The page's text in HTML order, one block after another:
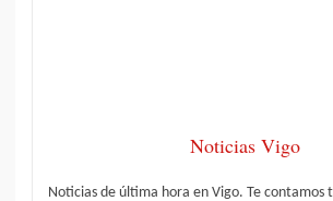
Noticias Vigo
Noticias de última hora en Vigo. Te contamos